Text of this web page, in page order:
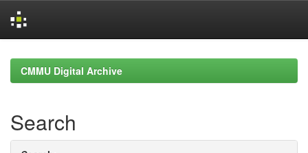
navigationCMMU Digital Archive
Search